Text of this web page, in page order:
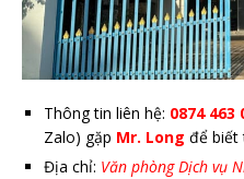
Thông tin liên hệ: 0874 463
Zalo) gặp Mr. Long để biết
Địa chỉ: Văn phòng Dịch vụ